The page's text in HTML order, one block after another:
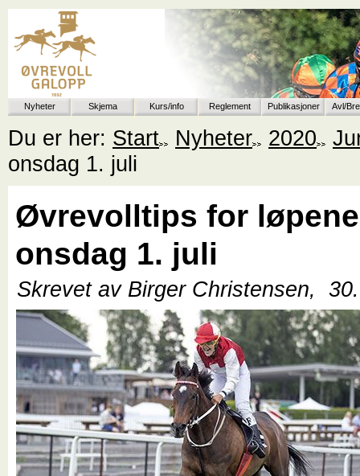
Nyheter Skjema Kurs/info Reglement Publikasjoner Avl/
Du er her: Start Nyheter 2020
onsdag 1. juli
Øvrevolltips for løpene
onsdag 1. juli
Skrevet av Birger Christensen,